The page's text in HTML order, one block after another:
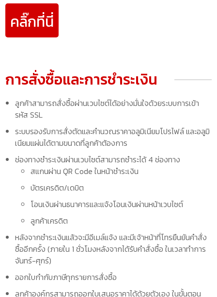
คลิ๊กที่นี่
การสั่งซื้อและการชำระเงิน
ลูกค้าสามารถสั่งซื้อผ่านเวบไซต์ได้อย่างมั่นใจด้วยระบบการเข้า
รหัส SSL
ระบบรองรับการสั่งตัดและคำนวณราคาอลูมิเนียมโปรไฟล์ และอลูมิ
เนียมแผ่นได้ตามขนาดที่ลูกค้าต้องการ
ช่องทางชำระเงินผ่านเวบไซต์สามารถชำระได้ 4 ช่องทาง
สแกนผ่าน QR Code ในหน้าชำระเงิน
บัตรเครดิต/เดบิต
โอนเงินผ่านธนาคารและแจ้งโอนเงินผ่านหน้าเวบไซต์
ลูกค้าเครดิต
หลังจากชำระเงินแล้วจะมีอีเมล์แจ้ง และมีเจ้าหน้าที่โทรยืนยันคำสั่ง
ซื้ออีกครั้ง (ภายใน 1 ชั่วโมงหลังจากได้รับคำสั่งซื้อ ในเวลาทำการ
จันทร์-ศุกร์)
ออกใบกำกับภาษีทุกรายการสั่งซื้อ
ลูกค้าองค์กรสามารถออกใบเสนอราคาได้ด้วยตัวเอง ในขั้นตอน